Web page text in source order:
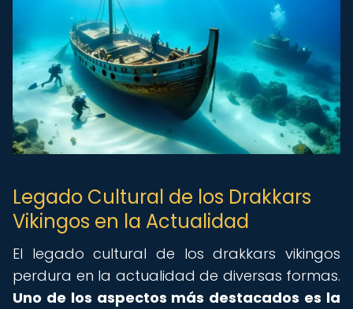
Legado Cultural de los Drakkars
Vikingos en la Actualidad
El legado cultural de los drakkars vikingos
perdura en la actualidad de diversas formas.
Uno de los aspectos más destacados es la